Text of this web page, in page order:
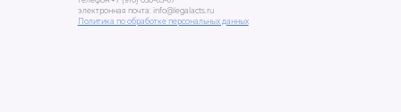
электронная почта: info@legalacts.ru
Политика по обработке персональных данных